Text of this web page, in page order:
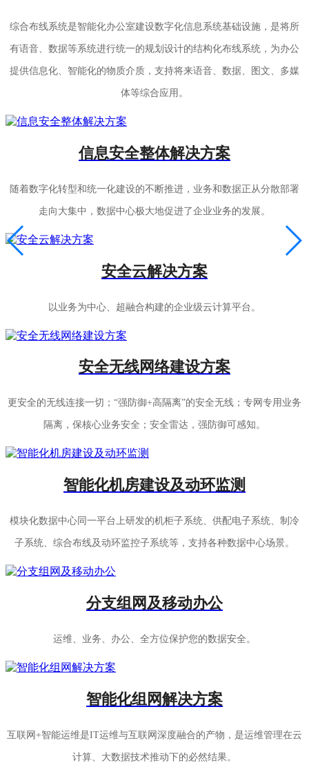
综合布线系统是智能化办公室建设数字化信息系统基础设施，是将所
有语音、数据等系统进行统一的规划设计的结构化布线系统，为办公
提供信息化、智能化的物质介质，支持将来语音、数据、图文、多媒
体等综合应用。
信息安全整体解决方案
随着数字化转型和统一化建设的不断推进，业务和数据正从分散部署
走向大集中，数据中心极大地促进了企业业务的发展。
安全云解决方案
以业务为中心、超融合构建的企业级云计算平台。
安全无线网络建设方案
更安全的无线连接一切；“强防御+高隔离”的安全无线；专网专用业务
隔离，保核心业务安全；安全雷达，强防御可感知。
智能化机房建设及动环监测
模块化数据中心同一平台上研发的机柜子系统、供配电子系统、制冷
子系统、综合布线及动环监控子系统等，支持各种数据中心场景。
分支组网及移动办公
运维、业务、办公、全方位保护您的数据安全。
智能化组网解决方案
互联网+智能运维是IT运维与互联网深度融合的产物，是运维管理在云
计算、大数据技术推动下的必然结果。